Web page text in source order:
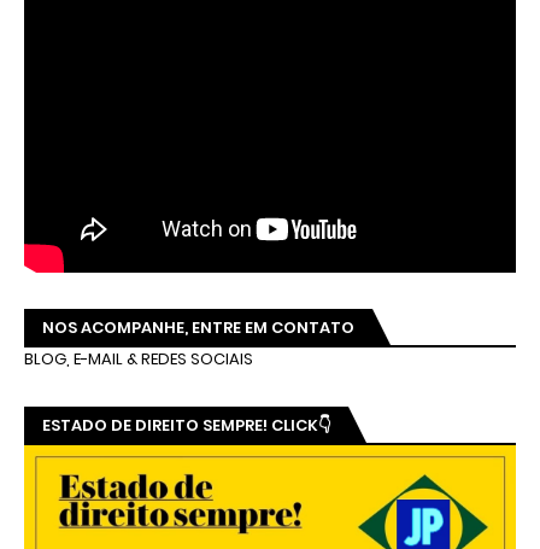
NOS ACOMPANHE, ENTRE EM CONTATO
BLOG, E-MAIL & REDES SOCIAIS
ESTADO DE DIREITO SEMPRE! CLICK👇